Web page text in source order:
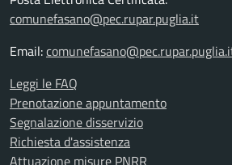
comunefasano@pec.rupar.puglia.it
Email:
Leggi le FAQ
Prenotazione appuntamento
Segnalazione disservizio
Richiesta d'assistenza
Attuazione misure PNRR